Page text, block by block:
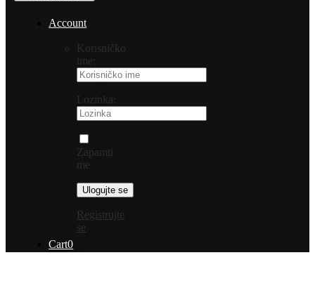
Account
Korisničko
ime:
Lozinka:
Zapamti
me
Registrujte
se
Cart0